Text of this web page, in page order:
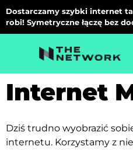
Dostarczamy szybki internet
robi! Symetryczne łączę bez
Internet
Dziś trudno wyobrazić
internetu. Korzystamy z